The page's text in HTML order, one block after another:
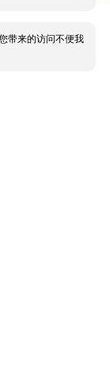
带来的访问不便我